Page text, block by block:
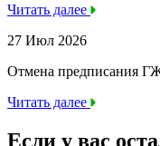
Читать далее
27 Июл 2026
Отмена предписания
Читать далее
Если у вас